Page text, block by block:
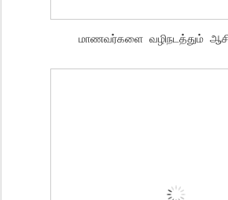
மாணவர்களை வழிநடத்தும்